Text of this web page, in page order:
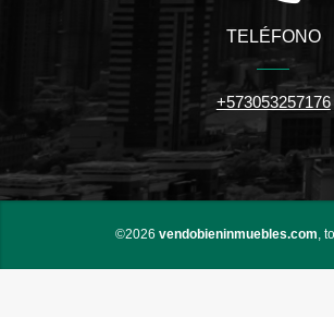
TELÉFONO
+573053257176
©2026 vendobieninmuebles.com,